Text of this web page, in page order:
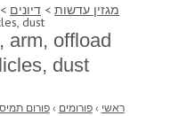
מגזין עדשות > דיונים
dust.
arm, offload
dust.
ראשי › פורומים › פורום